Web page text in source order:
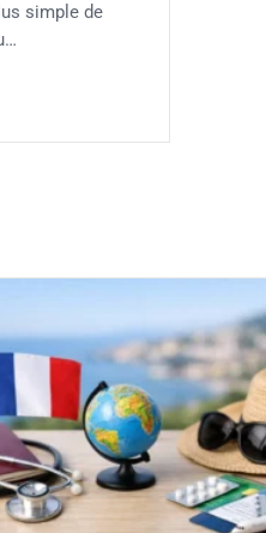
simple de